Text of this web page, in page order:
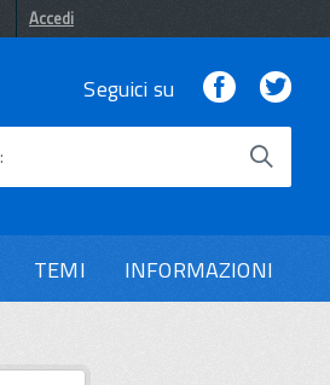
Accedi
Seguici su Facebook
TEMI INFORMAZIONI